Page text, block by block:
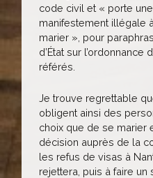
code civil et « porte
manifestement illégale
marier », pour
d’État sur
référés.
Je trouve regrettable
obligent ainsi des
choix que de se marier
décision auprès de la
les refus de visas à
rejettera, puis à faire